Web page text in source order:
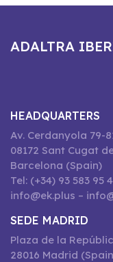
ADALTRA
HEADQUARTERS
Av. Cerdanyola 79-
08172 Sant Cugat
Barcelona (Spain)
Tel: (+34) 93 583 95
info@ek.plus –
SEDE MADRID
Plaza de la
28016 Madrid